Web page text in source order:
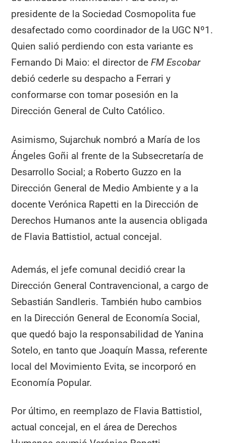
presidente de la Sociedad Cosmopolita fue
desafectado como coordinador de la UGC Nº1.
Quien salió perdiendo con esta variante es
Fernando Di Maio: el director deFM Escobar
debió cederle su despacho a Ferrari y
conformarse con tomar posesión en la
Dirección General de Culto Católico.
Asimismo, Sujarchuk nombró a María de los
Ángeles Goñi al frente de la Subsecretaría de
Desarrollo Social; a Roberto Guzzo en la
Dirección General de Medio Ambiente y a la
docente Verónica Rapetti en la Dirección de
Derechos Humanos ante la ausencia obligada
de Flavia Battistiol, actual concejal.
Además, el jefe comunal decidió crear la
Dirección General Contravencional, a cargo de
Sebastián Sandleris. También hubo cambios
en la Dirección General de Economía Social,
que quedó bajo la responsabilidad de Yanina
Sotelo, en tanto que Joaquín Massa, referente
local del Movimiento Evita, se incorporó en
Economía Popular.
Por último, en reemplazo de Flavia Battistiol,
actual concejal, en el área de Derechos